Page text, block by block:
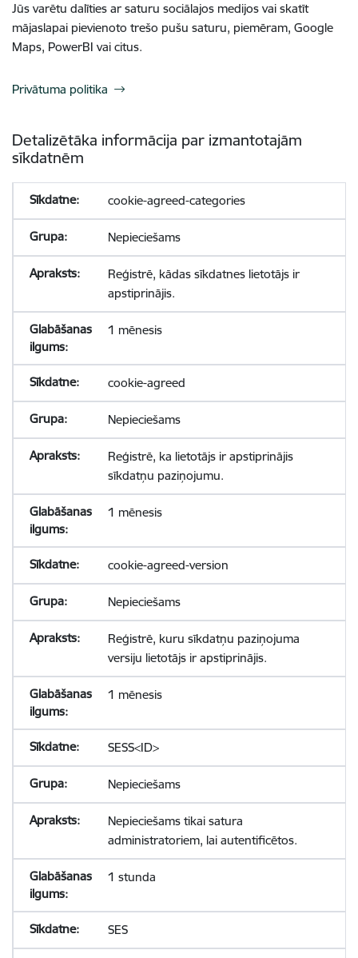
Jūs varētu dalīties ar saturu sociālajos medijos vai skatīt
mājaslapai pievienoto trešo pušu saturu, piemēram, Google
Maps, PowerBI vai citus.
Privātuma politika
Detalizētāka informācija par izmantotajām
sīkdatnēm
cookie-agreed-categories
Nepieciešams
Reģistrē, kādas sīkdatnes lietotājs ir
apstiprinājis.
1 mēnesis
cookie-agreed
Nepieciešams
Reģistrē, ka lietotājs ir apstiprinājis
sīkdatņu paziņojumu.
1 mēnesis
cookie-agreed-version
Nepieciešams
Reģistrē, kuru sīkdatņu paziņojuma
versiju lietotājs ir apstiprinājis.
1 mēnesis
SESS<ID>
Nepieciešams
Nepieciešams tikai satura
administratoriem, lai autentificētos.
1 stunda
SES